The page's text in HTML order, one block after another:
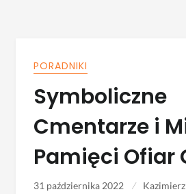
PORADNIKI
Symboliczne
Cmentarze i
Pamięci Ofiar
31 października 2022